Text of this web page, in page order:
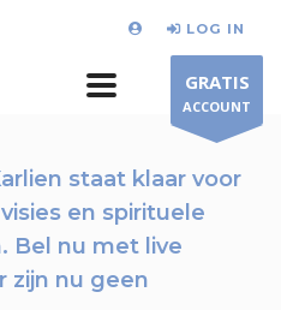
LOG IN
GRATIS
ACCOUNT
staat klaar voor
en spirituele
Bel nu met live
zijn nu geen